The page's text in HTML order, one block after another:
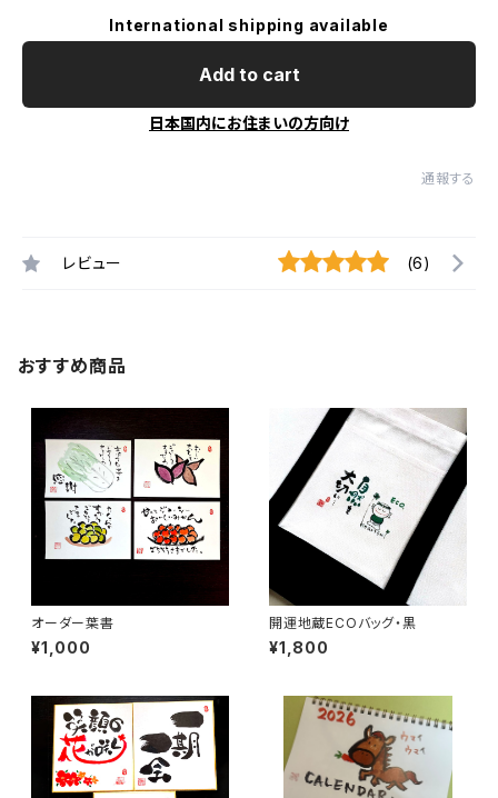
International shipping available
Add to cart
日本国内にお住まいの方向け
通報する
レビュー (6)
おすすめ商品
オーダー葉書
¥1,000
開運地蔵ECOバッグ・黒
¥1,800